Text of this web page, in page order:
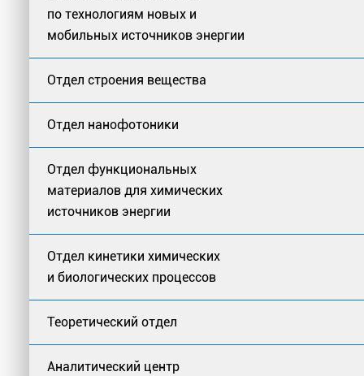
по технологиям новых и
мобильных источников энергии
Отдел строения вещества
Отдел нанофотоники
Отдел функциональных
материалов для химических
источников энергии
Отдел кинетики химических
и биологических процессов
Теоретический отдел
Аналитический центр